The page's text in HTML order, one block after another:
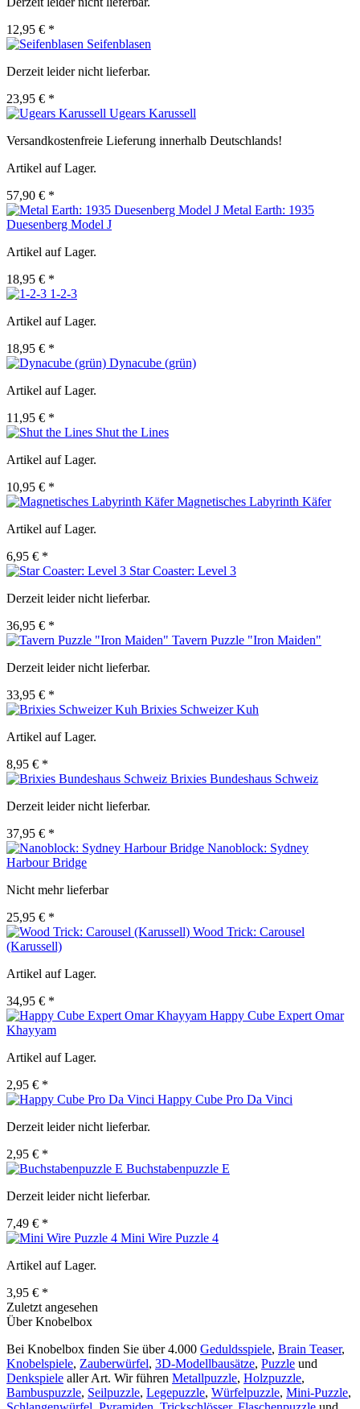
12,95 € *
Seifenblasen
Derzeit leider nicht lieferbar.
23,95 € *
Ugears Karussell
Versandkostenfreie Lieferung innerhalb Deutschlands!
Artikel auf Lager.
57,90 € *
Metal Earth: 1935
Duesenberg Model J
Artikel auf Lager.
18,95 € *
1-2-3
Artikel auf Lager.
18,95 € *
Dynacube (grün)
Artikel auf Lager.
11,95 € *
Shut the Lines
Artikel auf Lager.
10,95 € *
Magnetisches Labyrinth Käfer
Artikel auf Lager.
6,95 € *
Star Coaster: Level 3
Derzeit leider nicht lieferbar.
36,95 € *
Tavern Puzzle "Iron Maiden"
Derzeit leider nicht lieferbar.
33,95 € *
Brixies Schweizer Kuh
Artikel auf Lager.
8,95 € *
Brixies Bundeshaus Schweiz
Derzeit leider nicht lieferbar.
37,95 € *
Nanoblock: Sydney
Harbour Bridge
Nicht mehr lieferbar
25,95 € *
Wood Trick: Carousel
(Karussell)
Artikel auf Lager.
34,95 € *
Happy Cube Expert Omar
Khayyam
Artikel auf Lager.
2,95 € *
Happy Cube Pro Da Vinci
Derzeit leider nicht lieferbar.
2,95 € *
Buchstabenpuzzle E
Derzeit leider nicht lieferbar.
7,49 € *
Mini Wire Puzzle 4
Artikel auf Lager.
3,95 € *
Zuletzt angesehen
Über Knobelbox
Bei Knobelbox finden Sie über 4.000 Geduldsspiele, Brain Teaser,
Knobelspiele, Zauberwürfel, 3D-Modellbausätze, Puzzle und
Denkspiele aller Art. Wir führen Metallpuzzle, Holzpuzzle,
Bambuspuzzle, Seilpuzzle, Legepuzzle, Würfelpuzzle, Mini-Puzzle,